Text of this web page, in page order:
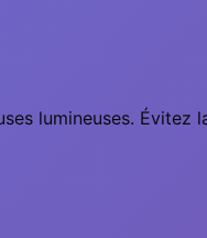
lumineuses. Évitez